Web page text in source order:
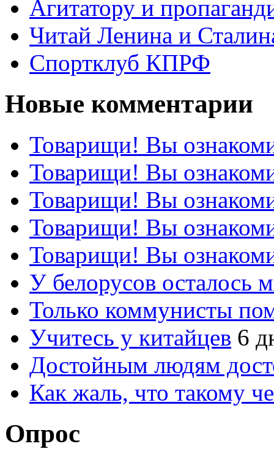
Агитатору и
Читай Ленина и
Спортклуб КПРФ
Новые комментарии
Товарищи! Вы
Товарищи! Вы
Товарищи! Вы
Товарищи! Вы
Товарищи! Вы
У белорусов осталось
Только коммунисты
Учитесь у китайцев 6
Достойным людям
Как жаль, что такому
Опрос